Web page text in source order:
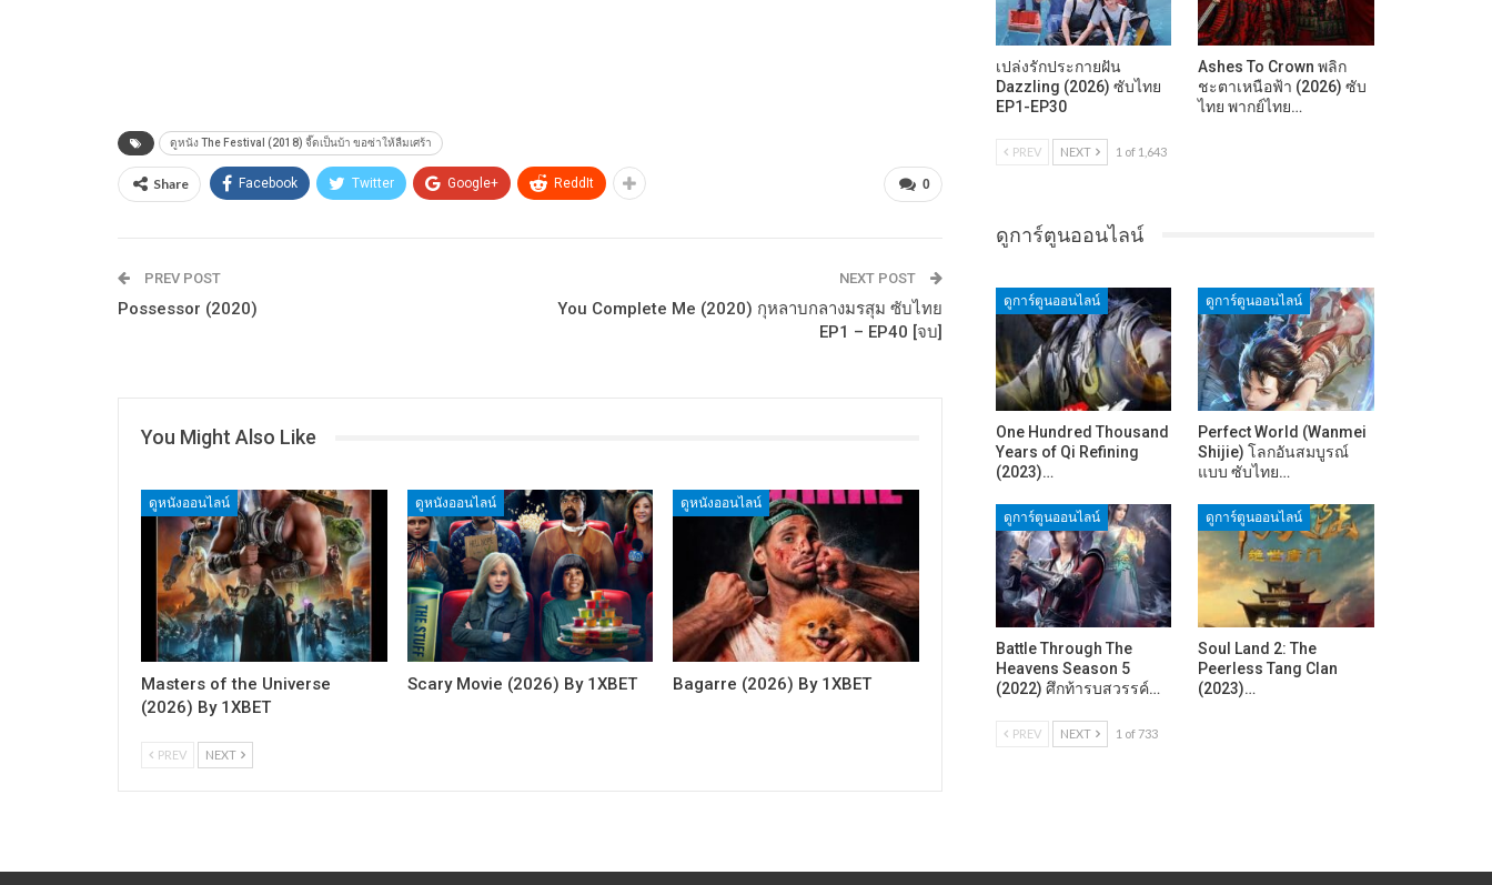
ดูหนัง The Festival (2018) จี๊ดเป็นบ้า ขอซ่าให้ลืมเศร้า
0
Share Facebook Twitter Google+ ReddIt
PREV POST
Possessor (2020)
NEXT POST
You Complete Me (2020) กุหลาบกลางมรสุม ซับไทย
EP1 – EP40 [จบ]
You Might Also Like
ดูหนังออนไลน์
Masters of the Universe
(2026) By 1XBET
ดูหนังออนไลน์
Scary Movie (2026) By 1XBET
ดูหนังออนไลน์
Bagarre (2026) By 1XBET
PREV NEXT
เปล่งรักประกายฝัน
Dazzling (2026) ซับไทย
EP1-EP30
Ashes To Crown พลิก
ชะตาเหนือฟ้า (2026) ซับ
ไทย พากย์ไทย…
PREV NEXT 1 of 1,643
ดูการ์ตูนออนไลน์
ดูการ์ตูนออนไลน์
One Hundred Thousand
Years of Qi Refining
(2023)…
ดูการ์ตูนออนไลน์
Perfect World (Wanmei
Shijie) โลกอันสมบูรณ์
แบบ ซับไทย…
ดูการ์ตูนออนไลน์
Battle Through The
Heavens Season 5
(2022) ศึกท้ารบสวรรค์…
ดูการ์ตูนออนไลน์
Soul Land 2: The
Peerless Tang Clan
(2023)…
PREV NEXT 1 of 733